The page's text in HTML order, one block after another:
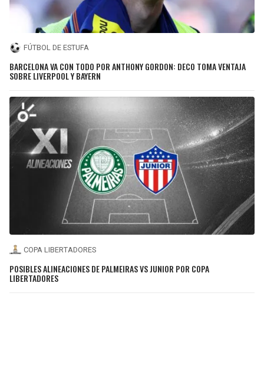
FÚTBOL DE ESTUFA
BARCELONA VA CON TODO POR ANTHONY GORDON: DECO TOMA VENTAJA
SOBRE LIVERPOOL Y BAYERN
COPA LIBERTADORES
POSIBLES ALINEACIONES DE PALMEIRAS VS JUNIOR POR COPA
LIBERTADORES